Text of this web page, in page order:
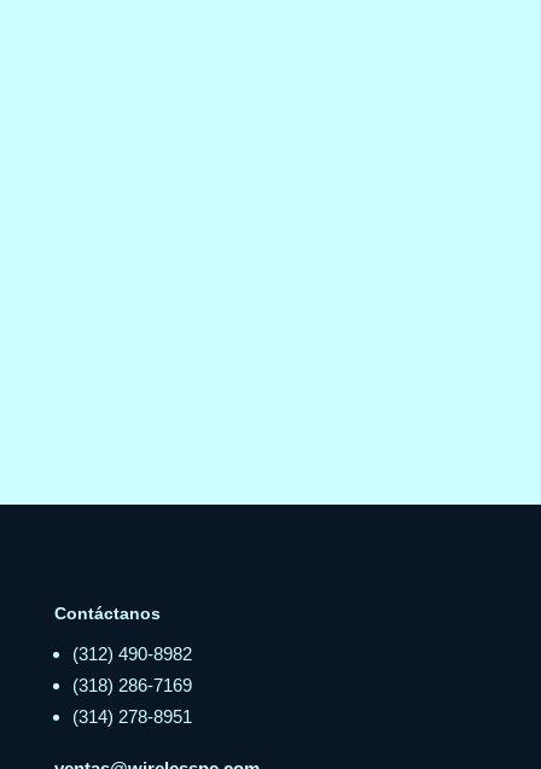
Contáctanos
(312) 490-8982
(318) 286-7169
(314) 278-8951